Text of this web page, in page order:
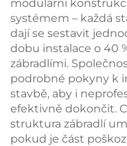
modulární
systémem – každá
dají se sestavit
dobu instalace o 40
zábradlími.
podrobné pokyny k
stavbě, aby i
efektivně dokončit.
struktura zábradlí
pokud je část